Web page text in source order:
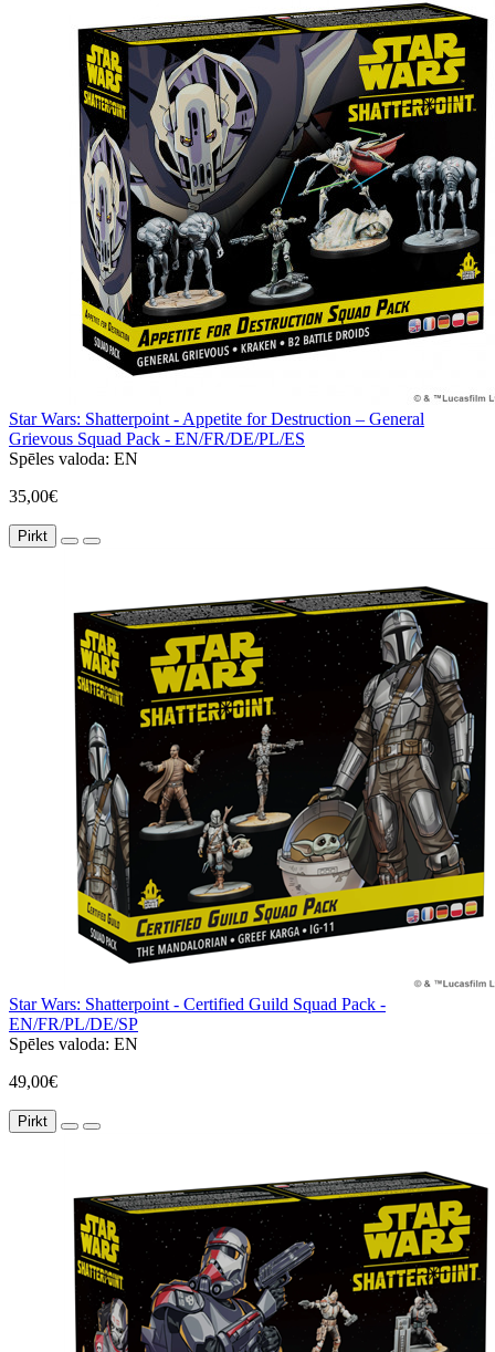
Star Wars: Shatterpoint - Appetite for Destruction – General
Grievous Squad Pack - EN/FR/DE/PL/ES
Spēles valoda: EN
35,00€
Pirkt
Star Wars: Shatterpoint - Certified Guild Squad Pack -
EN/FR/PL/DE/SP
Spēles valoda: EN
49,00€
Pirkt